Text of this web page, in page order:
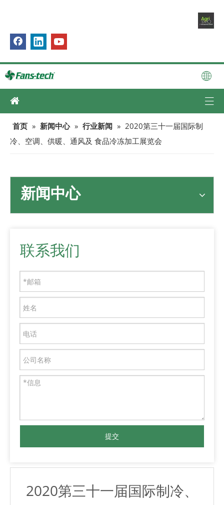
首页 » 新闻中心 » 行业新闻 » 2020第三十一届国际制
冷、空调、供暖、通风及 食品冷冻加工展览会
新闻中心
联系我们
提交
2020第三十一届国际制冷、